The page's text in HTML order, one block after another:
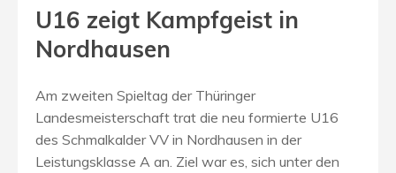
U16 zeigt Kampfgeist in
Nordhausen
Am zweiten Spieltag der Thüringer
Landesmeisterschaft trat die neu formierte U16
des Schmalkalder VV in Nordhausen in der
Leistungsklasse A an. Ziel war es, sich unter den